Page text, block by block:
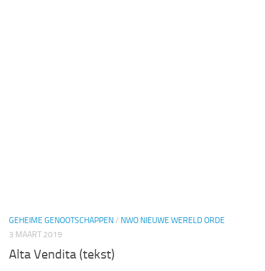
GEHEIME GENOOTSCHAPPEN/ NWO NIEUWE WERELD ORDE
3 MAART 2019
Alta Vendita (tekst)